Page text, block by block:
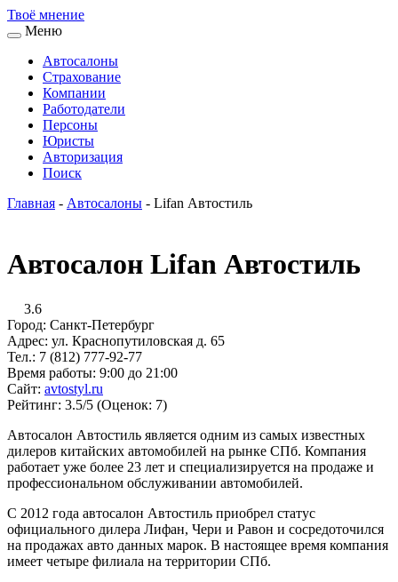
Твоё мнение
Меню
Автосалоны
Страхование
Компании
Работодатели
Персоны
Юристы
Авторизация
Поиск
Главная - Автосалоны - Lifan Автостиль
Автосалон Lifan Автостиль
3.6
Город: Санкт-Петербург
Адрес: ул. Краснопутиловская д. 65
Тел.: 7 (812) 777-92-77
Время работы: 9:00 до 21:00
Сайт: avtostyl.ru
Рейтинг: 3.5/5 (Оценок: 7)
Автосалон Автостиль является одним из самых известных
дилеров китайских автомобилей на рынке СПб. Компания
работает уже более 23 лет и специализируется на продаже и
профессиональном обслуживании автомобилей.
С 2012 года автосалон Автостиль приобрел статус
официального дилера Лифан, Чери и Равон и сосредоточился
на продажах авто данных марок. В настоящее время компания
имеет четыре филиала на территории СПб.